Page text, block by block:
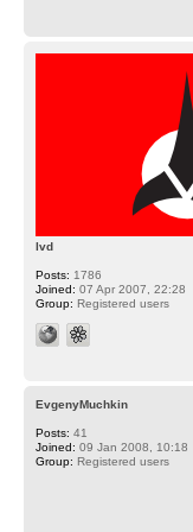
lvd
Posts: 1786
Joined: 07 Apr 2007, 22:28
Group: Registered users
EvgenyMuchkin
Posts: 41
Joined: 09 Jan 2008, 10:18
Group: Registered users